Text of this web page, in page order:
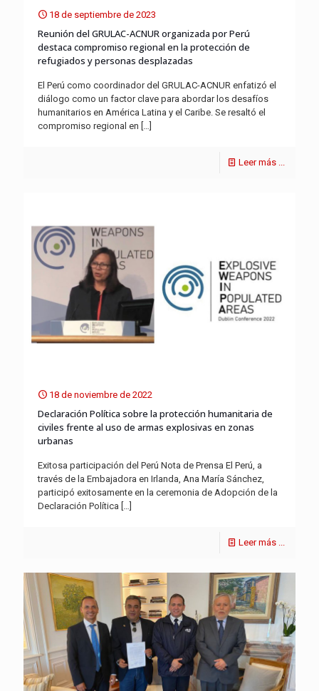
18 de septiembre de 2023
Reunión del GRULAC-ACNUR organizada por Perú
destaca compromiso regional en la protección de
refugiados y personas desplazadas
El Perú como coordinador del GRULAC-ACNUR enfatizó el
diálogo como un factor clave para abordar los desafíos
humanitarios en América Latina y el Caribe. Se resaltó el
compromiso regional en […]
Leer más ...
18 de noviembre de 2022
Declaración Política sobre la protección humanitaria de
civiles frente al uso de armas explosivas en zonas
urbanas
Exitosa participación del Perú Nota de Prensa El Perú, a
través de la Embajadora en Irlanda, Ana María Sánchez,
participó exitosamente en la ceremonia de Adopción de la
Declaración Política […]
Leer más ...